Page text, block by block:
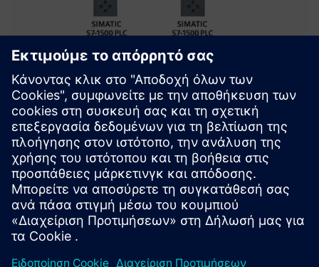
Streamlining PLC-Octalarm
Integration using Siemens PLCs
This case demonstrates how you can successfully address
the challenges associated with traditional PLC-Octalarm
integration, delivering a more efficient, flexible, and secure
solution.
Μάθετε περισσότερα